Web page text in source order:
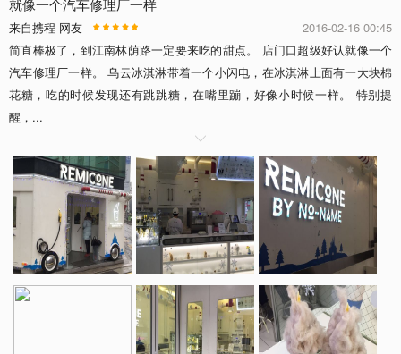
就像一个汽车修理厂一样
2016-02-16 00:45
来自携程 网友
简直棒极了，到江南林荫路一定要来吃的甜点。 店门口超级好认就像一个
汽车修理厂一样。 乌云冰淇淋带着一个小闪电，在冰淇淋上面有一大块棉
花糖，吃的时候发现还有跳跳糖，在嘴里蹦，好像小时候一样。 特别提
醒，...
